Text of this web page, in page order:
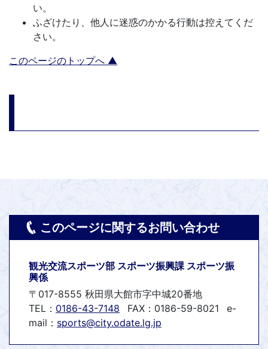
い。
ふざけたり、他人に迷惑のかかる行動は控えてくだ
さい。
このページのトップへ ▲
このページに関するお問い合わせ
観光交流スポーツ部 スポーツ振興課 スポーツ振
興係
〒017-8555 秋田県大館市字中城20番地
TEL： 0186-43-7148 FAX：0186-59-8021
e-
mail： sports@city.odate.lg.jp